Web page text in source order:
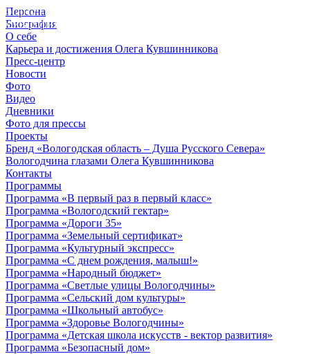
Персона
Биография
О себе
Карьера и достижения Олега Кувшинникова
Пресс-центр
Новости
Фото
Видео
Дневники
Фото для прессы
Проекты
Бренд «Вологодская область – Душа Русского Севера»
Вологодчина глазами Олега Кувшинникова
Контакты
Программы
Программа «В первый раз в первый класс»
Программа «Вологодский гектар»
Программа «Дороги 35»
Программа «Земельный сертификат»
Программа «Культурный экспресс»
Программа «С днем рождения, малыш!»
Программа «Народный бюджет»
Программа «Светлые улицы Вологодчины»
Программа «Сельский дом культуры»
Программа «Школьный автобус»
Программа «Здоровье Вологодчины»
Программа «Детская школа искусств - вектор развития»
Программа «Безопасный дом»
© 2012 - 2023,
КУВШИННИКОВ О.А.